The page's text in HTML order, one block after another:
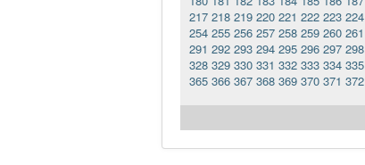
217 218 219 220 221 222 223 224
254 255 256 257 258 259 260 261
291 292 293 294 295 296 297 298
328 329 330 331 332 333 334 335
365 366 367 368 369 370 371 372